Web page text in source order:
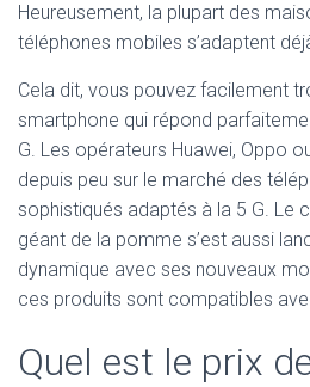
Heureusement, la plupart des
téléphones mobiles s’adaptent
Cela dit, vous pouvez facilement
smartphone qui répond
G. Les opérateurs Huawei, Oppo
depuis peu sur le marché des
sophistiqués adaptés à la 5 G. Le
géant de la pomme s’est aussi
dynamique avec ses nouveaux
ces produits sont compatibles
Quel est le prix